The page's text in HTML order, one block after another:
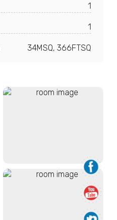
1
1
34MSQ, 366FTSQ